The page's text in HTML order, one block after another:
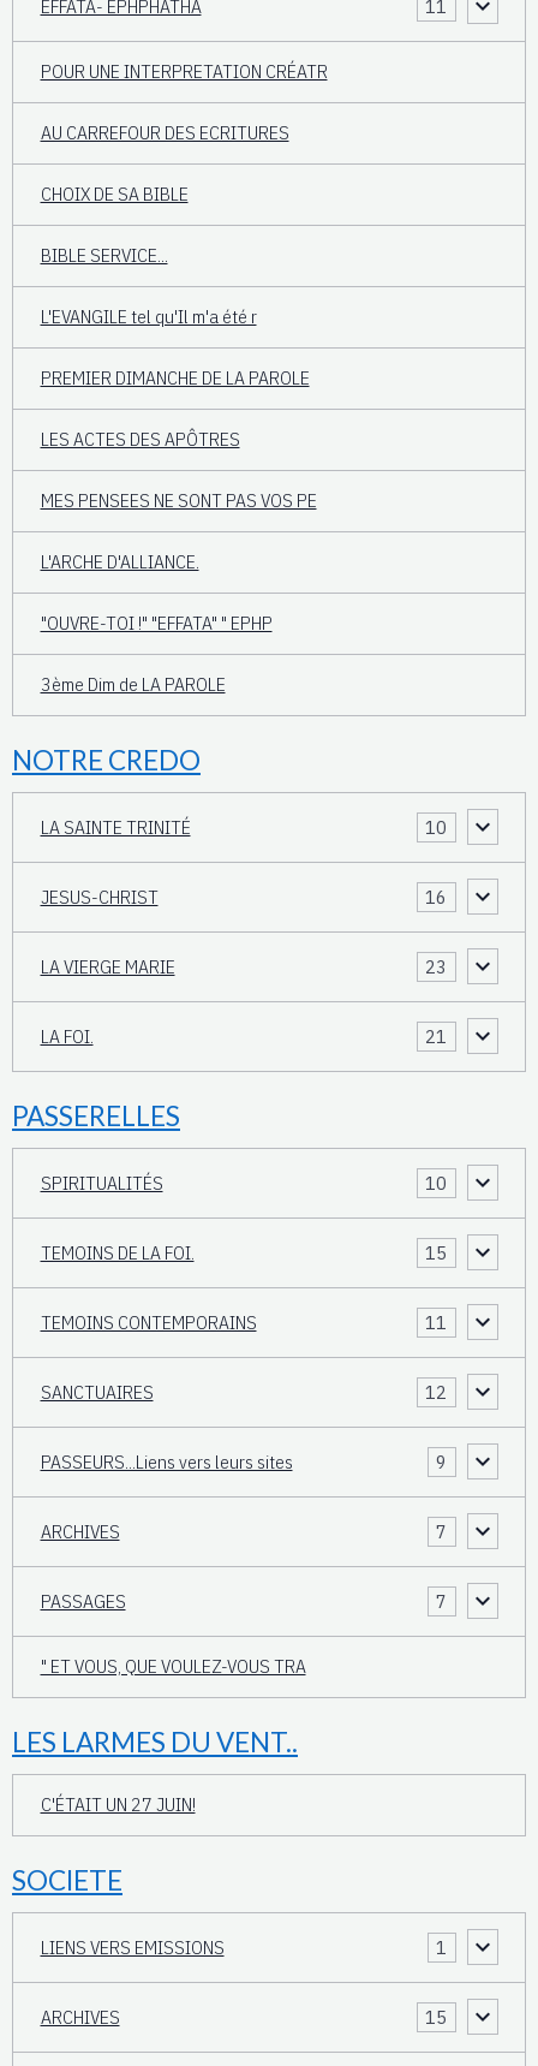
EFFATA- EPHPHATHA 11
POUR UNE INTERPRETATION CRÉATR
AU CARREFOUR DES ECRITURES
CHOIX DE SA BIBLE
BIBLE SERVICE...
L'EVANGILE tel qu'Il m'a été r
PREMIER DIMANCHE DE LA PAROLE
LES ACTES DES APÔTRES
MES PENSEES NE SONT PAS VOS PE
L'ARCHE D'ALLIANCE.
"OUVRE-TOI !" "EFFATA" " EPHP
3ème Dim de LA PAROLE
NOTRE CREDO
LA SAINTE TRINITÉ 10
JESUS-CHRIST 16
LA VIERGE MARIE 23
LA FOI. 21
PASSERELLES
SPIRITUALITÉS 10
TEMOINS DE LA FOI. 15
TEMOINS CONTEMPORAINS 11
SANCTUAIRES 12
PASSEURS...Liens vers leurs sites 9
ARCHIVES 7
PASSAGES 7
" ET VOUS, QUE VOULEZ-VOUS TRA
LES LARMES DU VENT..
C'ÉTAIT UN 27 JUIN!
SOCIETE
LIENS VERS EMISSIONS 1
ARCHIVES 15